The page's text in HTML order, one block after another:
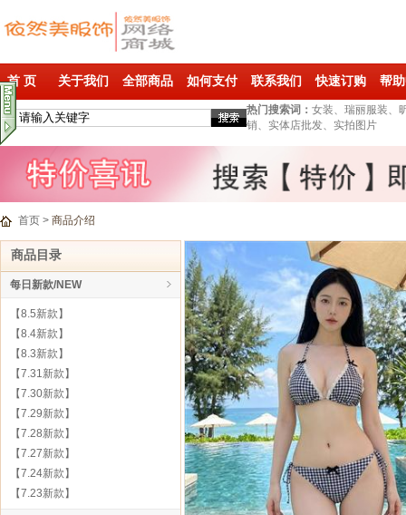
首 页 关于我们 全部商品 如何支付 联系我们 快速订购 帮
热门搜索词： 女装、瑞丽服装、
销、实体店批发、实拍图片
首页 > 商品介绍
商品目录
每日新款/NEW
【8.5新款】
【8.4新款】
【8.3新款】
【7.31新款】
【7.30新款】
【7.29新款】
【7.28新款】
【7.27新款】
【7.24新款】
【7.23新款】